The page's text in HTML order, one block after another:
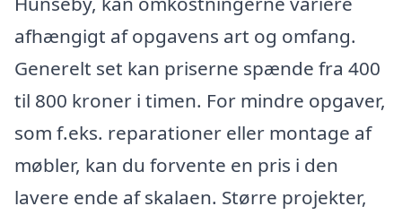
afhængigt af opgavens art og omfang.
Generelt set kan priserne spænde fra 400
til 800 kroner i timen. For mindre opgaver,
som f.eks. reparationer eller montage af
møbler, kan du forvente en pris i den
lavere ende af skalaen. Større projekter,